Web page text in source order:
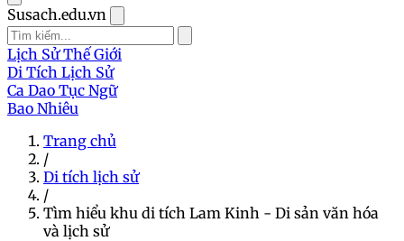
Susach.edu.vn
Lịch Sử Thế Giới
Di Tích Lịch Sử
Ca Dao Tục Ngữ
Bao Nhiêu
Trang chủ
/
Di tích lịch sử
/
Tìm hiểu khu di tích Lam Kinh - Di sản văn hóa
và lịch sử